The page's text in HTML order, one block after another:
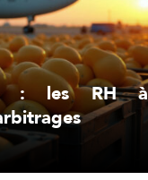
: les RH à